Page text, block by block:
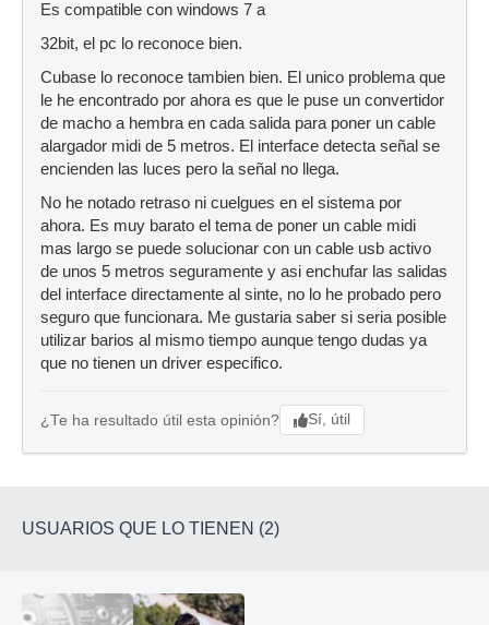
Es compatible con windows 7 a
32bit, el pc lo reconoce bien.
Cubase lo reconoce tambien bien. El unico problema que
le he encontrado por ahora es que le puse un convertidor
de macho a hembra en cada salida para poner un cable
alargador midi de 5 metros. El interface detecta señal se
encienden las luces pero la señal no llega.
No he notado retraso ni cuelgues en el sistema por
ahora. Es muy barato el tema de poner un cable midi
mas largo se puede solucionar con un cable usb activo
de unos 5 metros seguramente y asi enchufar las salidas
del interface directamente al sinte, no lo he probado pero
seguro que funcionara. Me gustaria saber si seria posible
utilizar barios al mismo tiempo aunque tengo dudas ya
que no tienen un driver especifico.
¿Te ha resultado útil esta opinión? Sí, útil
USUARIOS QUE LO TIENEN (2)